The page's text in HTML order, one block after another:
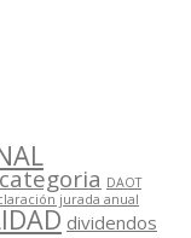
DAOT
jurada anual
dividendos